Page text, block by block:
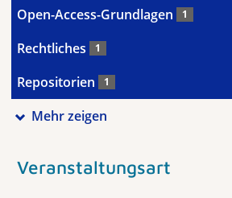
Open-Access-Grundlagen 1
Rechtliches 1
Repositorien 1
Mehr zeigen
Veranstaltungsart